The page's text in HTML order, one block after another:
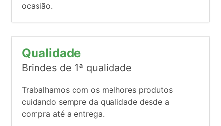
ocasião.
Qualidade
Brindes de 1ª qualidade
Trabalhamos com os melhores produtos
cuidando sempre da qualidade desde a
compra até a entrega.